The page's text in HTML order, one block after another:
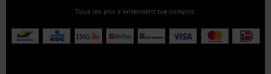
Tous les prix s’entendent tva compris.